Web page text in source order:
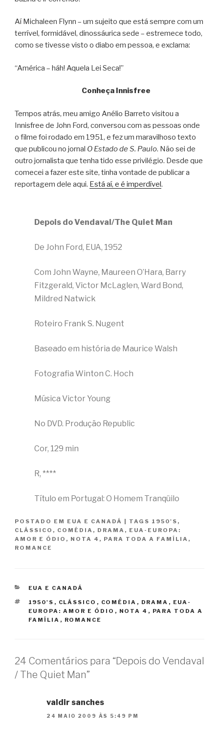
Aí Michaleen Flynn – um sujeito que está sempre com um
terrível, formidável, dinossáurica sede – estremece todo,
como se tivesse visto o diabo em pessoa, e exclama:
“América – háh! Aquela Lei Seca!”
Conheça Innisfree
Tempos atrás, meu amigo Anélio Barreto visitou a
Innisfree de John Ford, conversou com as pessoas onde
o filme foi rodado em 1951, e fez um maravilhoso texto
que publicou no jornal O Estado de S. Paulo. Não sei de
outro jornalista que tenha tido esse privilégio. Desde que
comecei a fazer este site, tinha vontade de publicar a
reportagem dele aqui. Está aí, e é imperdível.
Depois do Vendaval/The Quiet Man
De John Ford, EUA, 1952
Com John Wayne, Maureen O’Hara, Barry
Fitzgerald, Victor McLaglen, Ward Bond,
Mildred Natwick
Roteiro Frank S. Nugent
Baseado em história de Maurice Walsh
Fotografia Winton C. Hoch
Música Victor Young
No DVD. Produção Republic
Cor, 129 min
R, ****
Título em Portugal: O Homem Tranqüilo
POSTADO EM EUA E CANADÁ TAGS 1950'S ,
CLÁSSICO , COMÉDIA , DRAMA , EUA-EUROPA:
AMOR E ÓDIO , NOTA 4 , PARA TODA A FAMÍLIA ,
ROMANCE
CATEGORIAS
EUA E CANADÁ
TAGS
1950'S , CLÁSSICO , COMÉDIA , DRAMA , EUA-
EUROPA: AMOR E ÓDIO , NOTA 4 , PARA TODA A
FAMÍLIA , ROMANCE
24 Comentários para “Depois do Vendaval
/ The Quiet Man”
valdir sanches
24 MAIO 2009 ÀS 5:49 PM